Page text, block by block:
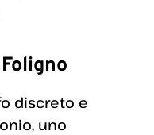
discreto e
uno